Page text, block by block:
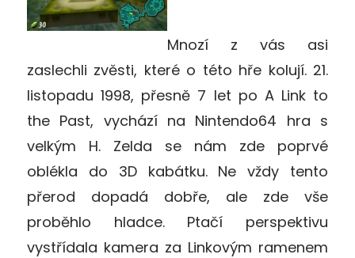
Mnozí z vás asi
zaslechli zvěsti, které o této hře kolují. 21.
listopadu 1998, přesně 7 let po A Link to
the Past, vychází na Nintendo64 hra s
velkým H. Zelda se nám zde poprvé
oblékla do 3D kabátku. Ne vždy tento
přerod dopadá dobře, ale zde vše
proběhlo hladce. Ptačí perspektivu
vystřídala kamera za Linkovým ramenem